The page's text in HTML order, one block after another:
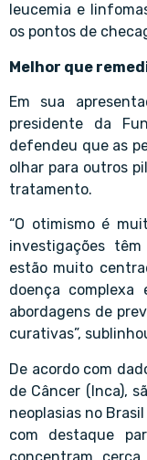
leucemia e
os pontos de
Melhor que
Em sua
presidente da
defendeu que as
olhar para outros
tratamento.
“O otimismo é
investigações
estão muito
doença complexa
abordagens de
curativas”,
De acordo com
de Câncer (Inca),
neoplasias no
com destaque
concentram